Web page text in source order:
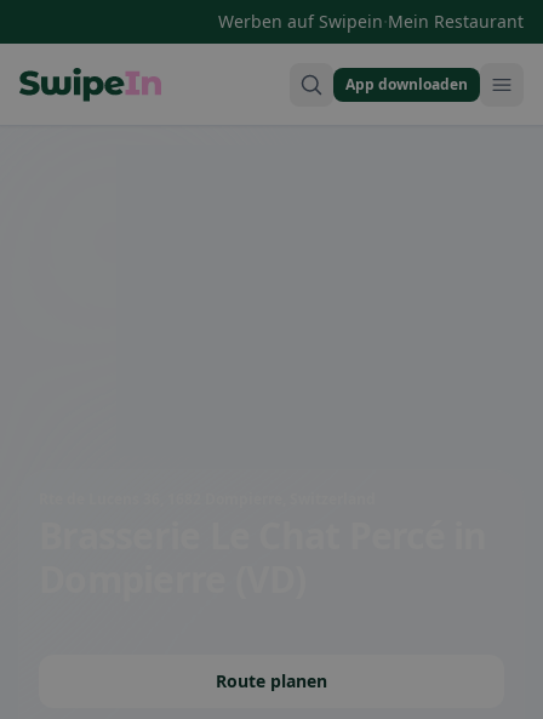
Werben auf Swipein·Mein Restaurant
App downloaden
Route planen